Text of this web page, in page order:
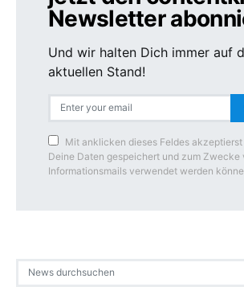
Newsletter
Und wir halten Dich immer auf
aktuellen Stand!
Mit anklicken dieses Feldes akzeptierst
Deine Daten gespeichert und zum Zwecke
Informationsmails verwendet werden